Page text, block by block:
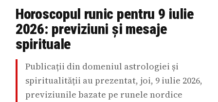
Horoscopul runic pentru 9 iulie
2026: previziuni și mesaje
spirituale
Publicații din domeniul astrologiei și
spiritualității au prezentat, joi, 9 iulie 2026,
previziunile bazate pe runele nordice